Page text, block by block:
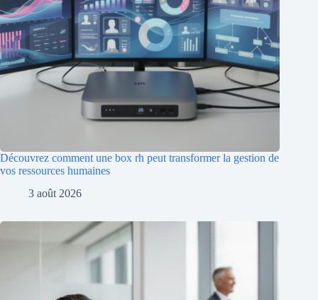
Découvrez comment une box rh peut transformer la gestion de
vos ressources humaines
3 août 2026